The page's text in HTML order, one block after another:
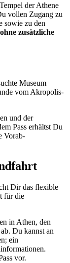
der Athene
vollen Zugang zu
sowie zu den
ohne zusätzliche
Museum
vom Akropolis-
und der
Pass erhältst Du
Vorab-
Dir das flexible
für die
in Athen, den
Du kannst an
ein
vor.